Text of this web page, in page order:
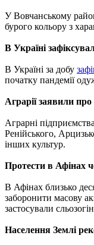
У Вовчанському
бурого кольору з
В Україні
В Україні за добу
початку пандемії
Аграрії заявили
Аграрні
Ренійського,
інших культур.
Протести в Афінах
В Афінах близько
заборонити масову
застосували
Населення Землі